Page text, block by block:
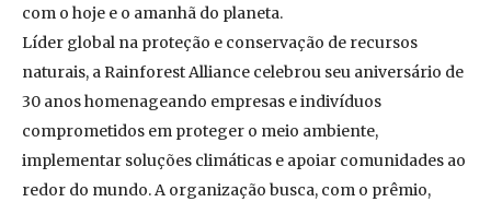
com o hoje e o amanhã do planeta.
Líder global na proteção e conservação de recursos
naturais, a Rainforest Alliance celebrou seu aniversário de
30 anos homenageando empresas e indivíduos
comprometidos em proteger o meio ambiente,
implementar soluções climáticas e apoiar comunidades ao
redor do mundo. A organização busca, com o prêmio,